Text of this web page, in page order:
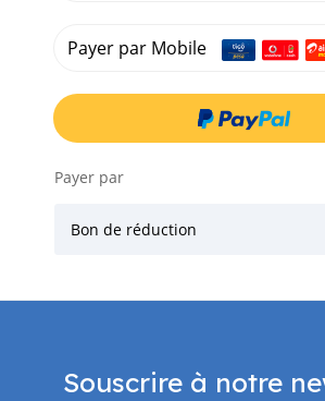
Payer par Mobile
Payer par
Bon de réduction
Souscrire à notre